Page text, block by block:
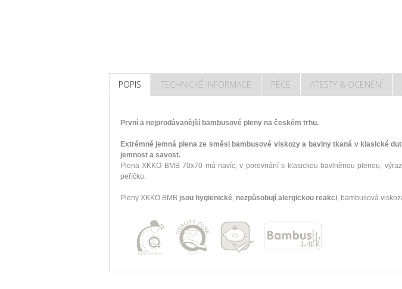
POPIS TECHNICKÉ INFORMACE PÉČE ATESTY & OCENĚNÍ
První a nejprodávanější bambusové pleny na českém trhu.
Extrémně jemná plena ze směsi bambusové viskozy a bavlny tkaná v klasické
jemnost a savost.
Plena XKKO BMB 70x70 má navíc, v porovnání s klasickou bavlněnou plenou,
peříčko.
Pleny XKKO BMB jsou hygienické, nezpůsobují alergickou reakci, bambusová